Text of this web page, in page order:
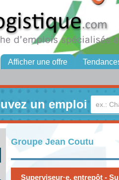
Afficher une offre
un emploi
Groupe Jean Coutu
Superviseur·e, entrepôt -